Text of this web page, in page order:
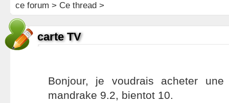
ce forum > Ce thread >
carte TV
Bonjour, je voudrais acheter
mandrake 9.2, bientot 10.